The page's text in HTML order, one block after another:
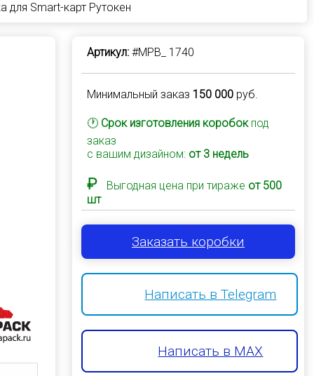
для Smart-карт Рутокен
Артикул:#MPB_ 1740
Минимальный заказ 150 000руб.
🕐 Срок изготовления коробокпод
заказ
с вашим дизайном: от 3 недель
₽ Выгодная цена при тираже от 500
шт
Заказать коробки
Написать в Telegram
Написать в MAX